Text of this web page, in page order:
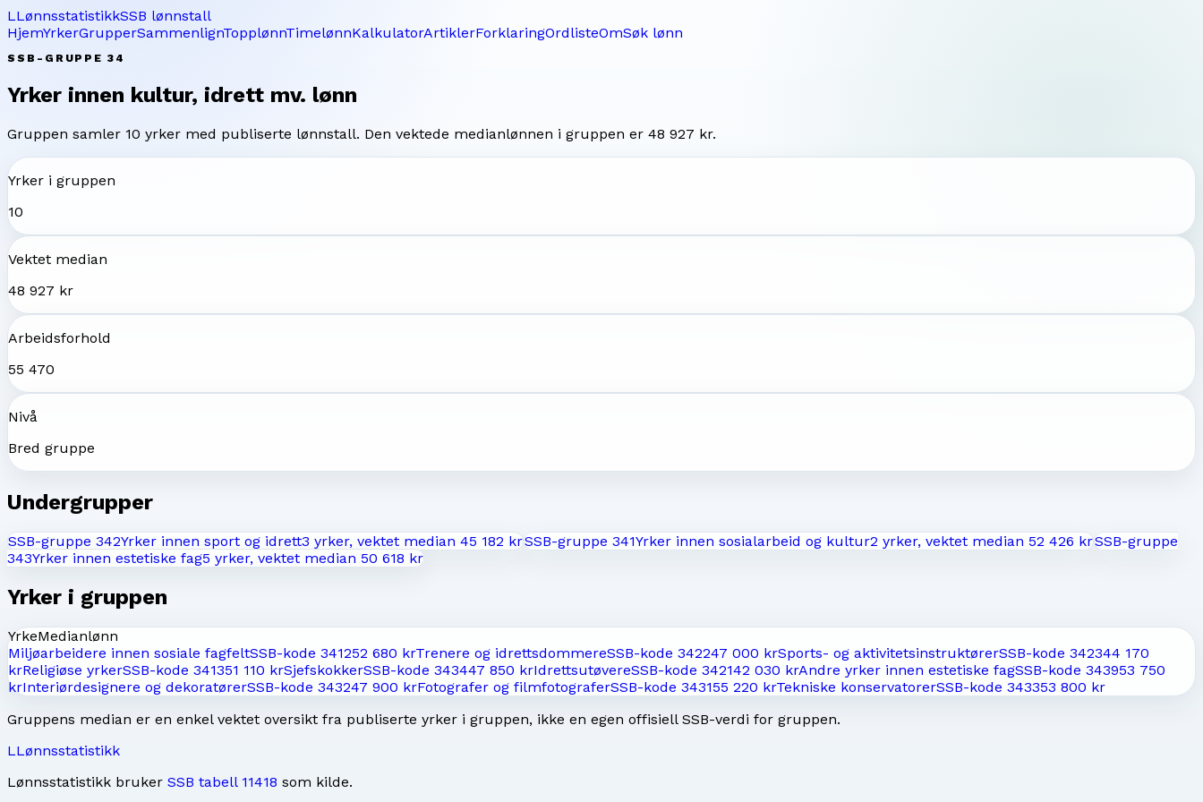
LLønnsstatistikkSSB lønnstall
HjemYrkerGrupperSammenlignTopplønnTimelønnKalkulatorArtiklerForklaringOrdlisteOmSøk lønn
SSB-GRUPPE34
Yrker innen kultur, idrett mv. lønn
Gruppen samler 10 yrker med publiserte lønnstall. Den vektede medianlønnen i gruppen er 48 927 kr.
Yrker i gruppen
10
Vektet median
48 927 kr
Arbeidsforhold
55 470
Nivå
Bred gruppe
Undergrupper
SSB-gruppe 342Yrker innen sport og idrett3 yrker, vektet median 45 182 krSSB-gruppe 341Yrker innen sosialarbeid og kultur2 yrker, vektet median 52 426 krSSB-gruppe
343Yrker innen estetiske fag5 yrker, vektet median 50 618 kr
Yrker i gruppen
YrkeMedianlønn
Miljøarbeidere innen sosiale fagfeltSSB-kode 341252 680 krTrenere og idrettsdommereSSB-kode 342247 000 krSports- og aktivitetsinstruktørerSSB-kode 342344 170
krReligiøse yrkerSSB-kode 341351 110 krSjefskokkerSSB-kode 343447 850 krIdrettsutøvereSSB-kode 342142 030 krAndre yrker innen estetiske fagSSB-kode 343953 750
krInteriørdesignere og dekoratørerSSB-kode 343247 900 krFotografer og filmfotograferSSB-kode 343155 220 krTekniske konservatorerSSB-kode 343353 800 kr
Gruppens median er en enkel vektet oversikt fra publiserte yrker i gruppen, ikke en egen offisiell SSB-verdi for gruppen.
LLønnsstatistikk
Lønnsstatistikk bruker SSB tabell 11418 som kilde.